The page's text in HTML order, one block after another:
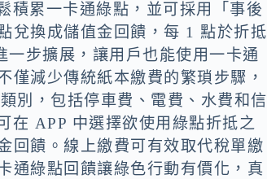
積累一卡通綠點，並可採用「事後
兌換成儲值金回饋，每 1 點於折抵
步擴展，讓用戶也能使用一卡通
僅減少傳統紙本繳費的繁瑣步驟，
別，包括停車費、電費、水費和信
在 APP 中選擇欲使用綠點折抵之
回饋。線上繳費可有效取代稅單繳
通綠點回饋讓綠色行動有價化，真